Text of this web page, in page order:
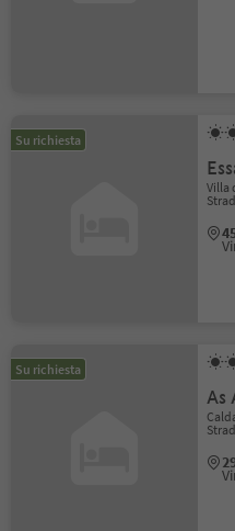
Su richiesta
Villa
Su richiesta
As